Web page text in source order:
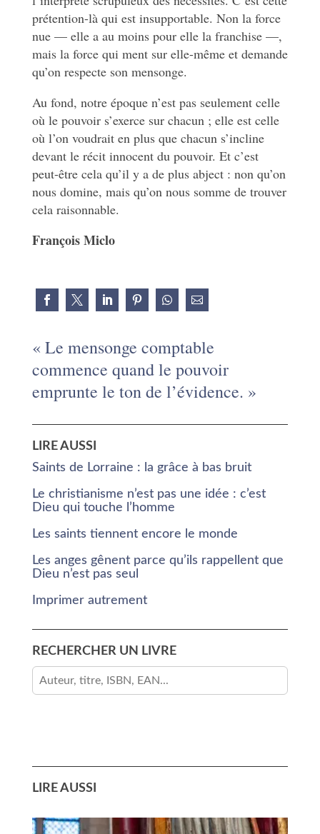
prétention-là qui est insupportable. Non la force
nue — elle a au moins pour elle la franchise —,
mais la force qui ment sur elle-même et demande
qu’on respecte son mensonge.
Au fond, notre époque n’est pas seulement celle
où le pouvoir s’exerce sur chacun ; elle est celle
où l’on voudrait en plus que chacun s’incline
devant le récit innocent du pouvoir. Et c’est
peut-être cela qu’il y a de plus abject : non qu’on
nous domine, mais qu’on nous somme de trouver
cela raisonnable.
François Miclo
« Le mensonge comptable
commence quand le pouvoir
emprunte le ton de l’évidence. »
LIRE AUSSI
Saints de Lorraine : la grâce à bas bruit
Le christianisme n’est pas une idée : c’est
Dieu qui touche l’homme
Les saints tiennent encore le monde
Les anges gênent parce qu’ils rappellent que
Dieu n’est pas seul
Imprimer autrement
RECHERCHER UN LIVRE
LIRE AUSSI